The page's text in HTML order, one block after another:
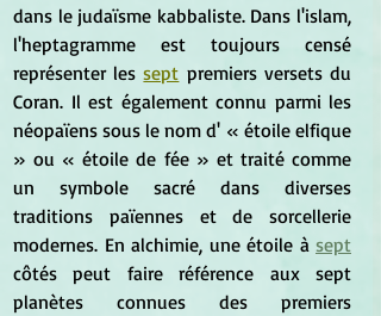
dans le judaïsme kabbaliste. Dans l'islam,
l'heptagramme est toujours censé
représenter les sept premiers versets du
Coran. Il est également connu parmi les
néopaïens sous le nom d' « étoile elfique
» ou « étoile de fée » et traité comme
un symbole sacré dans diverses
traditions païennes et de sorcellerie
modernes. En alchimie, une étoile à sept
côtés peut faire référence aux sept
planètes connues des premiers